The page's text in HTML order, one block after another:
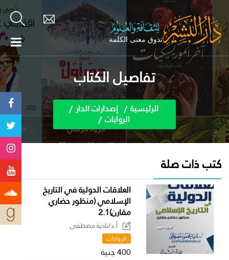
تفاصيل الكتاب
الرئيسية إصدارات الدار
الروايات
كتب ذات صلة
العلاقات الدولية في التاريخ
الإسلامي (منظور حضاري
مقارن)2.1
أ.د/نادية مصطفى
الروايات
400 جنية